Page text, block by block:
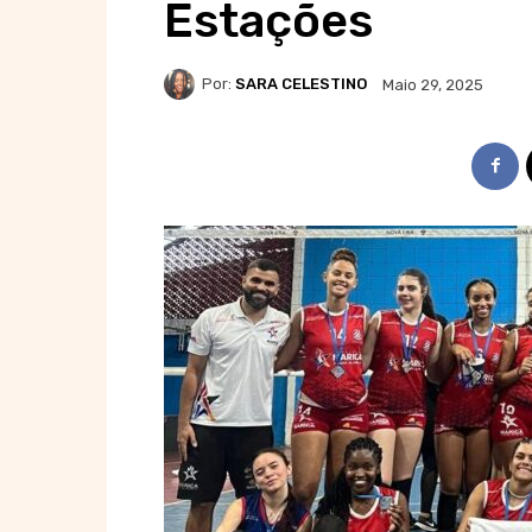
Estações
Por: SARA CELESTINO Maio 29, 2025